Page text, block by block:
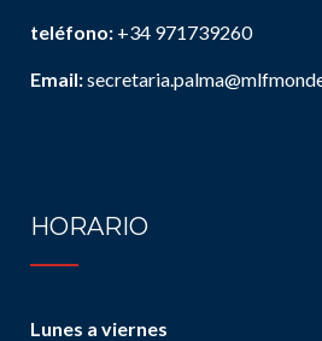
teléfono: +34 971739260
Email:
HORARIO
Lunes a viernes